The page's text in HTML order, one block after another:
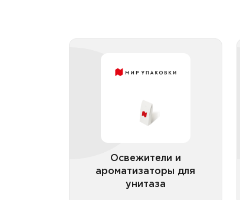
Освежители и
ароматизаторы для
унитаза
ароматизаторы для
Полоски чистящие
Таблетки чистящие для
Все категории